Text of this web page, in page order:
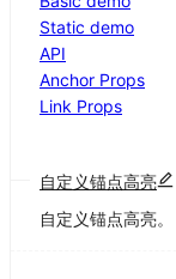
Static demo
API
Anchor Props
Link Props
自定义锚点高亮
自定义锚点高亮。